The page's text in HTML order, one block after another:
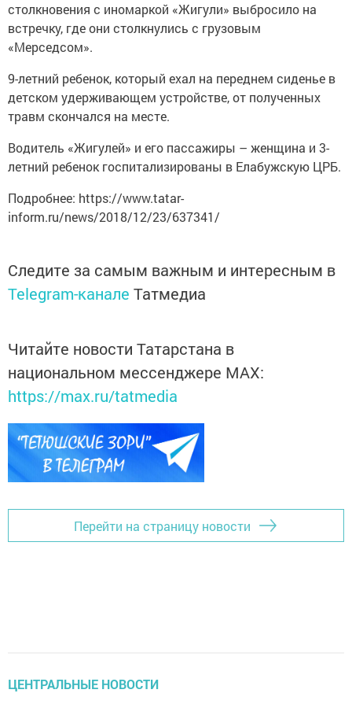
столкновения с иномаркой «Жигули» выбросило на
встречку, где они столкнулись с грузовым
«Мерседсом».
9-летний ребенок, который ехал на переднем сиденье в
детском удерживающем устройстве, от полученных
травм скончался на месте.
Водитель «Жигулей» и его пассажиры – женщина и 3-
летний ребенок госпитализированы в Елабужскую ЦРБ.
Подробнее: https://www.tatar-
inform.ru/news/2018/12/23/637341/
Следите за самым важным и интересным в
Telegram-канале Татмедиа
Читайте новости Татарстана в
национальном мессенджере MАХ:
https://max.ru/tatmedia
Перейти на страницу новости
ЦЕНТРАЛЬНЫЕ НОВОСТИ